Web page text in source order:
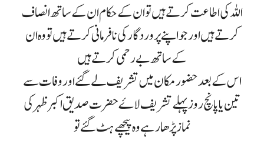
اللہ کی اطاعت کرتے ہیں تو ان کے حکام ان کے ساتھ انصاف
کرتے ہیں اور جو اپنے پروردگار کی نافرمانی کرتے ہیں تو وہ ان
کے ساتھ بے رحمی کرتے ہیں
اس کے بعد حضور مکان میں تشریف لے گئے اور وفات سے
تین یا پانچ روز پہلے تشریف لاۓ حضرت صدیق اکبر ظہر کی
نماز پڑھا رہے وہ پیچھے ہٹ گئے تو